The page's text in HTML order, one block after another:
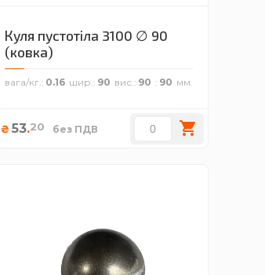
Куля пустотіла 3100 ∅ 90
(ковка)
вага/кг. 0.16 шир. 90 вис. 90 90
₴ 53.20 без ПДВ